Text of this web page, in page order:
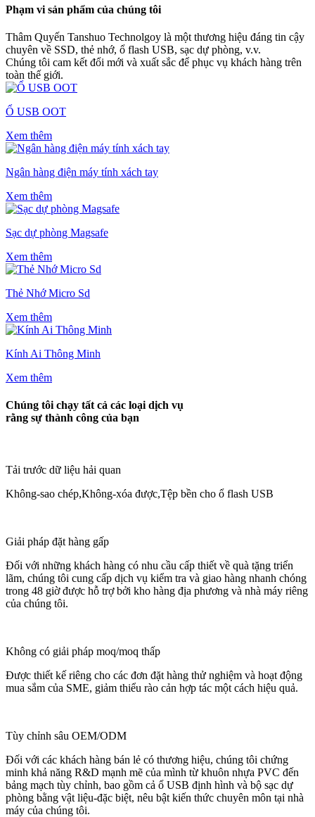
Phạm vi sản phẩm của chúng tôi
Thâm Quyến Tanshuo Technolgoy là một thương hiệu đáng tin cậy
chuyên về SSD, thẻ nhớ, ổ flash USB, sạc dự phòng, v.v.
Chúng tôi cam kết đổi mới và xuất sắc để phục vụ khách hàng trên
toàn thế giới.
Ổ USB OOT
Xem thêm
Ngân hàng điện máy tính xách tay
Xem thêm
Sạc dự phòng Magsafe
Xem thêm
Thẻ Nhớ Micro Sd
Xem thêm
Kính Ai Thông Minh
Xem thêm
Chúng tôi chạy tất cả các loại dịch vụ
rằng sự thành công của bạn
Tải trước dữ liệu hải quan
Không-sao chép,Không-xóa được,Tệp bền cho ổ flash USB
Giải pháp đặt hàng gấp
Đối với những khách hàng có nhu cầu cấp thiết về quà tặng triển
lãm, chúng tôi cung cấp dịch vụ kiểm tra và giao hàng nhanh chóng
trong 48 giờ được hỗ trợ bởi kho hàng địa phương và nhà máy riêng
của chúng tôi.
Không có giải pháp moq/moq thấp
Được thiết kế riêng cho các đơn đặt hàng thử nghiệm và hoạt động
mua sắm của SME, giảm thiểu rào cản hợp tác một cách hiệu quả.
Tùy chỉnh sâu OEM/ODM
Đối với các khách hàng bán lẻ có thương hiệu, chúng tôi chứng
minh khả năng R&D mạnh mẽ của mình từ khuôn nhựa PVC đến
bảng mạch tùy chỉnh, bao gồm cả ổ USB định hình và bộ sạc dự
phòng bằng vật liệu-đặc biệt, nêu bật kiến ​​thức chuyên môn tại nhà
máy của chúng tôi.